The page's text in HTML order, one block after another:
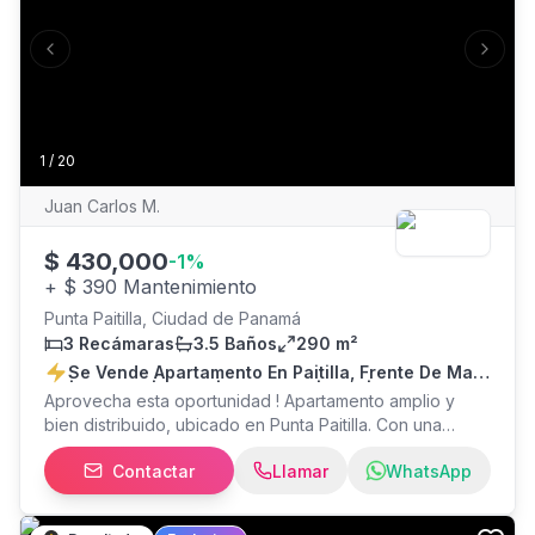
contactar con cliente para cita.
1 / 20
Previous slide Next
Juan Carlos M.
$ 430,000-1%
+ $ 390 Mantenimiento
Punta Paitilla, Ciudad de Panamá
3 Recámaras
3.5 Baños
290 m²
Se Vende Apartamento En Paitilla, Frente De Mar
| 290 M2 | 3 Rec | 3.5 Baños | Den | Balcón
Aprovecha esta oportunidad ! Apartamento amplio y
bien distribuido, ubicado en Punta Paitilla. Con una
espectacular vista, frente de mar. 290 mts2 3 recámaras
3.5 baños Den Balcón Cuarto y baño de servicio 2
estacionamientos (en línea) Costo mantenimiento $390.
Área social, cuenta con piscina y salón de fiestas.
Contactar Llamar WhatsApp